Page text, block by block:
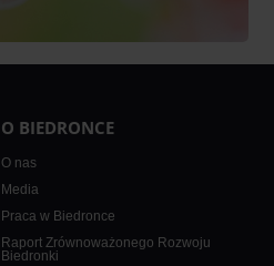
O BIEDRONCE
O nas
Media
Praca w Biedronce
Raport Zrównoważonego Rozwoju
Biedronki